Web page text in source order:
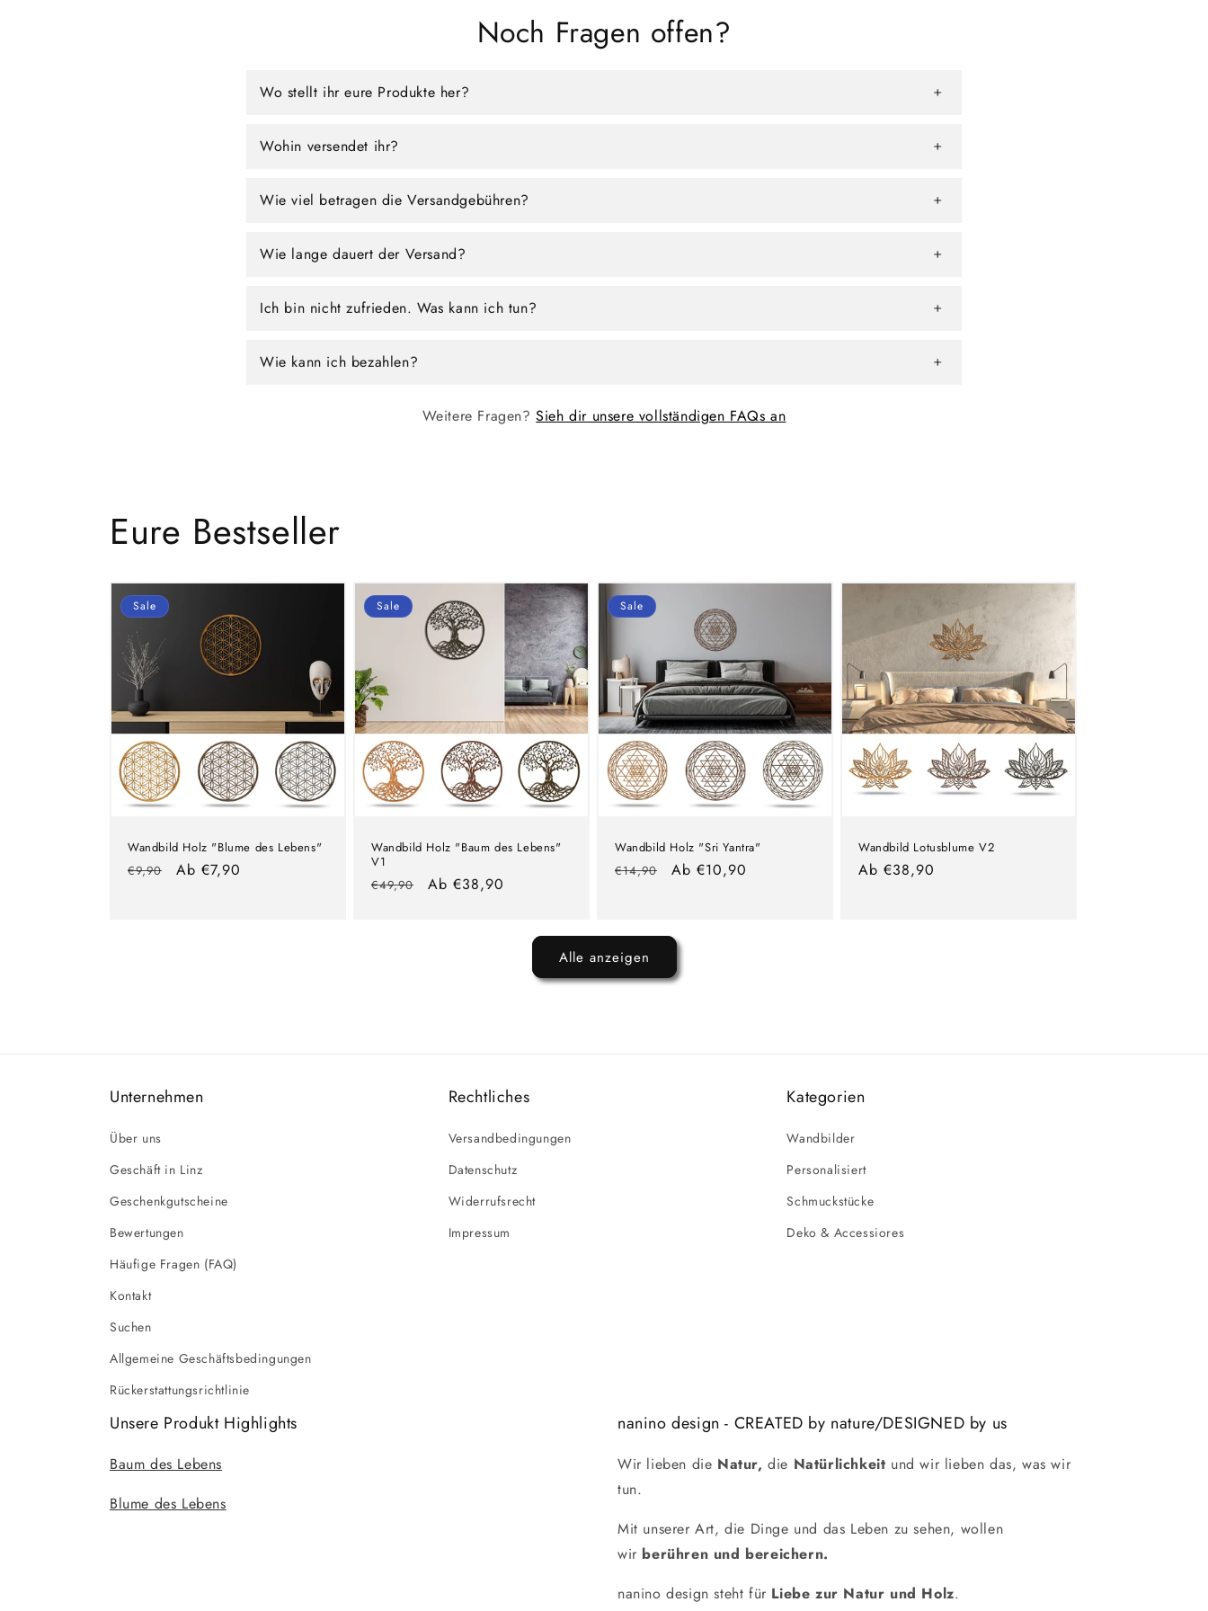
Noch Fragen offen?
Wo stellt ihr eure Produkte her?
Wohin versendet ihr?
Wie viel betragen die Versandgebühren?
Wie lange dauert der Versand?
Ich bin nicht zufrieden. Was kann ich tun?
Wie kann ich bezahlen?
Weitere Fragen?Sieh dir unsere vollständigen FAQs an
Eure Bestseller
Sale
Wandbild Holz "Blume des Lebens"
Normaler
€9,90 Verkaufspreis
Ab €7,90
Sale
Wandbild Holz "Baum des Lebens"
V1
Normaler
€49,90 Verkaufspreis
Ab €38,90
Sale
Wandbild Holz "Sri Yantra"
Normaler
€14,90 Verkaufspreis
Ab €10,90
Wandbild Lotusblume V2
Normaler
Ab €38,90
Alle anzeigen
Unternehmen
Über uns
Geschäft in Linz
Geschenkgutscheine
Bewertungen
Häufige Fragen (FAQ)
Kontakt
Suchen
Allgemeine Geschäftsbedingungen
Rückerstattungsrichtlinie
Rechtliches
Versandbedingungen
Datenschutz
Widerrufsrecht
Impressum
Kategorien
Wandbilder
Personalisiert
Schmuckstücke
Deko & Accessiores
Unsere Produkt Highlights
Baum des Lebens
Blume des Lebens
nanino design - CREATED by nature/DESIGNED by us
Wir lieben die Natur, die Natürlichkeit und wir lieben das, was wir
tun.
Mit unserer Art, die Dinge und das Leben zu sehen, wollen
wir berühren und bereichern.
nanino design steht für Liebe zur Natur und Holz.